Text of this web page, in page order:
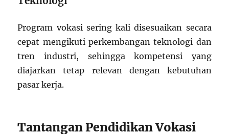
Program vokasi sering kali disesuaikan secara
cepat mengikuti perkembangan teknologi dan
tren industri, sehingga kompetensi yang
diajarkan tetap relevan dengan kebutuhan
pasar kerja.
Tantangan Pendidikan Vokasi